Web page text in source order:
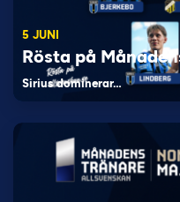
5 JUNI
Rösta på
Sirius dominerar…